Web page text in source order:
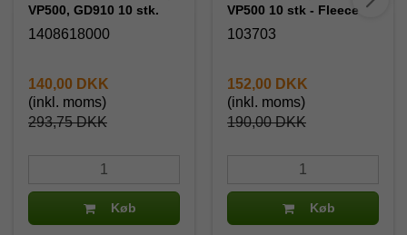
VP500, GD910 10 stk.
1408618000
293,75 DKK
140,00 DKK
(inkl. moms)
Køb
VP500 10 stk - Fleece
103703
190,00 DKK
152,00 DKK
(inkl. moms)
Køb